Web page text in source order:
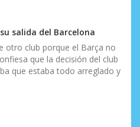
salida del Barcelona
otro club porque el Barça no
que la decisión del club
que estaba todo arreglado y